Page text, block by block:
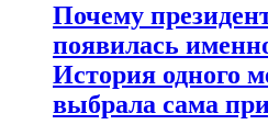
Почему
появилась
История одного
выбрала сама